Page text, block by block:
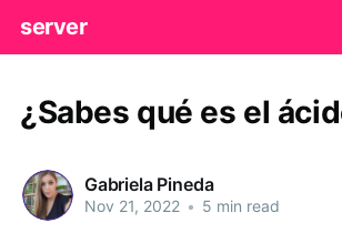
server
¿Sabes qué es el
Gabriela Pineda
Nov 21, 2022 • 5 min read